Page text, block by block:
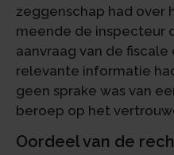
zeggenschap had over
meende de inspecteur
aanvraag van de
relevante informatie
geen sprake was van
beroep op het
Oordeel van de